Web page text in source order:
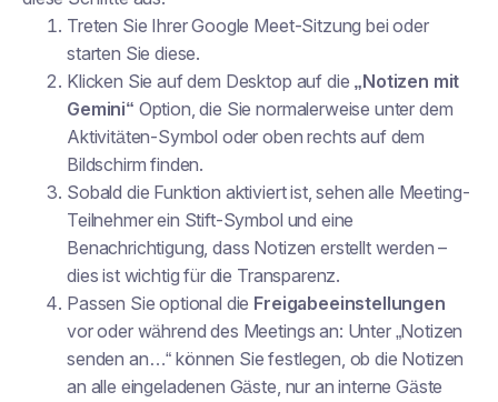
Treten Sie Ihrer Google Meet-Sitzung bei oder
starten Sie diese.
Klicken Sie auf dem Desktop auf die „Notizen mit
Gemini“ Option, die Sie normalerweise unter dem
Aktivitäten-Symbol oder oben rechts auf dem
Bildschirm finden.
Sobald die Funktion aktiviert ist, sehen alle Meeting-
Teilnehmer ein Stift-Symbol und eine
Benachrichtigung, dass Notizen erstellt werden –
dies ist wichtig für die Transparenz.
Passen Sie optional die Freigabeeinstellungen
vor oder während des Meetings an: Unter „Notizen
senden an…“ können Sie festlegen, ob die Notizen
an alle eingeladenen Gäste, nur an interne Gäste